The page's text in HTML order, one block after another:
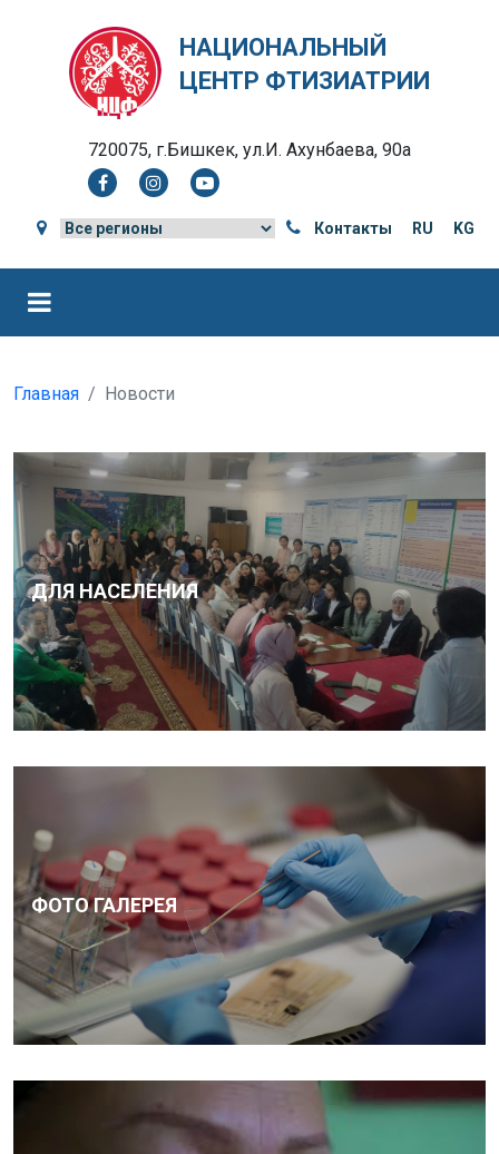
НАЦИОНАЛЬНЫЙ
ЦЕНТР ФТИЗИАТРИИ
720075, г.Бишкек, ул.И. Ахунбаева, 90а
Контакты RU KG
Главная Новости
ДЛЯ НАСЕЛЕНИЯ
ФОТО ГАЛЕРЕЯ